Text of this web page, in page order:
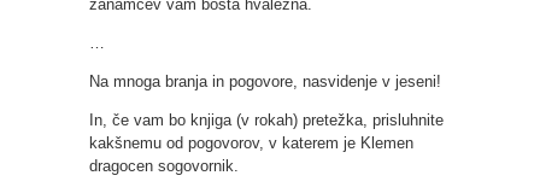
zanamcev vam bosta hvaležna.
…
Na mnoga branja in pogovore, nasvidenje v jeseni!
In, če vam bo knjiga (v rokah) pretežka, prisluhnite
kakšnemu od pogovorov, v katerem je Klemen
dragocen sogovornik.